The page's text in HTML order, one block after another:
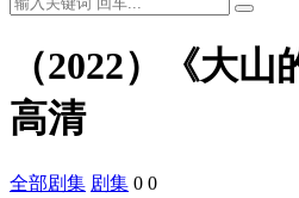
（2022）《大
高清
全部剧集 剧集 0 0